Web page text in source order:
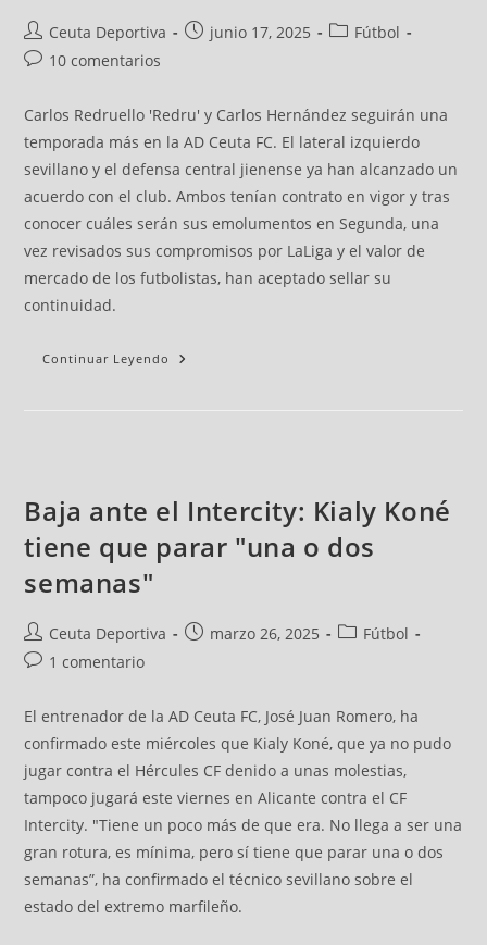
Ceuta Deportiva junio 17, 2025
Fútbol
10 comentarios
Carlos Redruello 'Redru' y Carlos Hernández seguirán una
temporada más en la AD Ceuta FC. El lateral izquierdo
sevillano y el defensa central jienense ya han alcanzado un
acuerdo con el club. Ambos tenían contrato en vigor y tras
conocer cuáles serán sus emolumentos en Segunda, una
vez revisados sus compromisos por LaLiga y el valor de
mercado de los futbolistas, han aceptado sellar su
continuidad.
Continuar Leyendo
Baja ante el Intercity: Kialy Koné
tiene que parar "una o dos
semanas"
Ceuta Deportiva marzo 26, 2025
Fútbol
1 comentario
El entrenador de la AD Ceuta FC, José Juan Romero, ha
confirmado este miércoles que Kialy Koné, que ya no pudo
jugar contra el Hércules CF denido a unas molestias,
tampoco jugará este viernes en Alicante contra el CF
Intercity. "Tiene un poco más de que era. No llega a ser una
gran rotura, es mínima, pero sí tiene que parar una o dos
semanas”, ha confirmado el técnico sevillano sobre el
estado del extremo marfileño.